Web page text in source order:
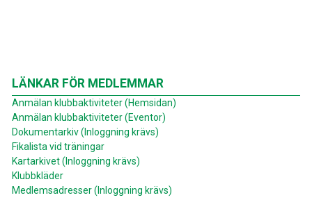
LÄNKAR FÖR MEDLEMMAR
Anmälan klubbaktiviteter (Hemsidan)
Anmälan klubbaktiviteter (Eventor)
Dokumentarkiv (Inloggning krävs)
Fikalista vid träningar
Kartarkivet (Inloggning krävs)
Klubbkläder
Medlemsadresser (Inloggning krävs)